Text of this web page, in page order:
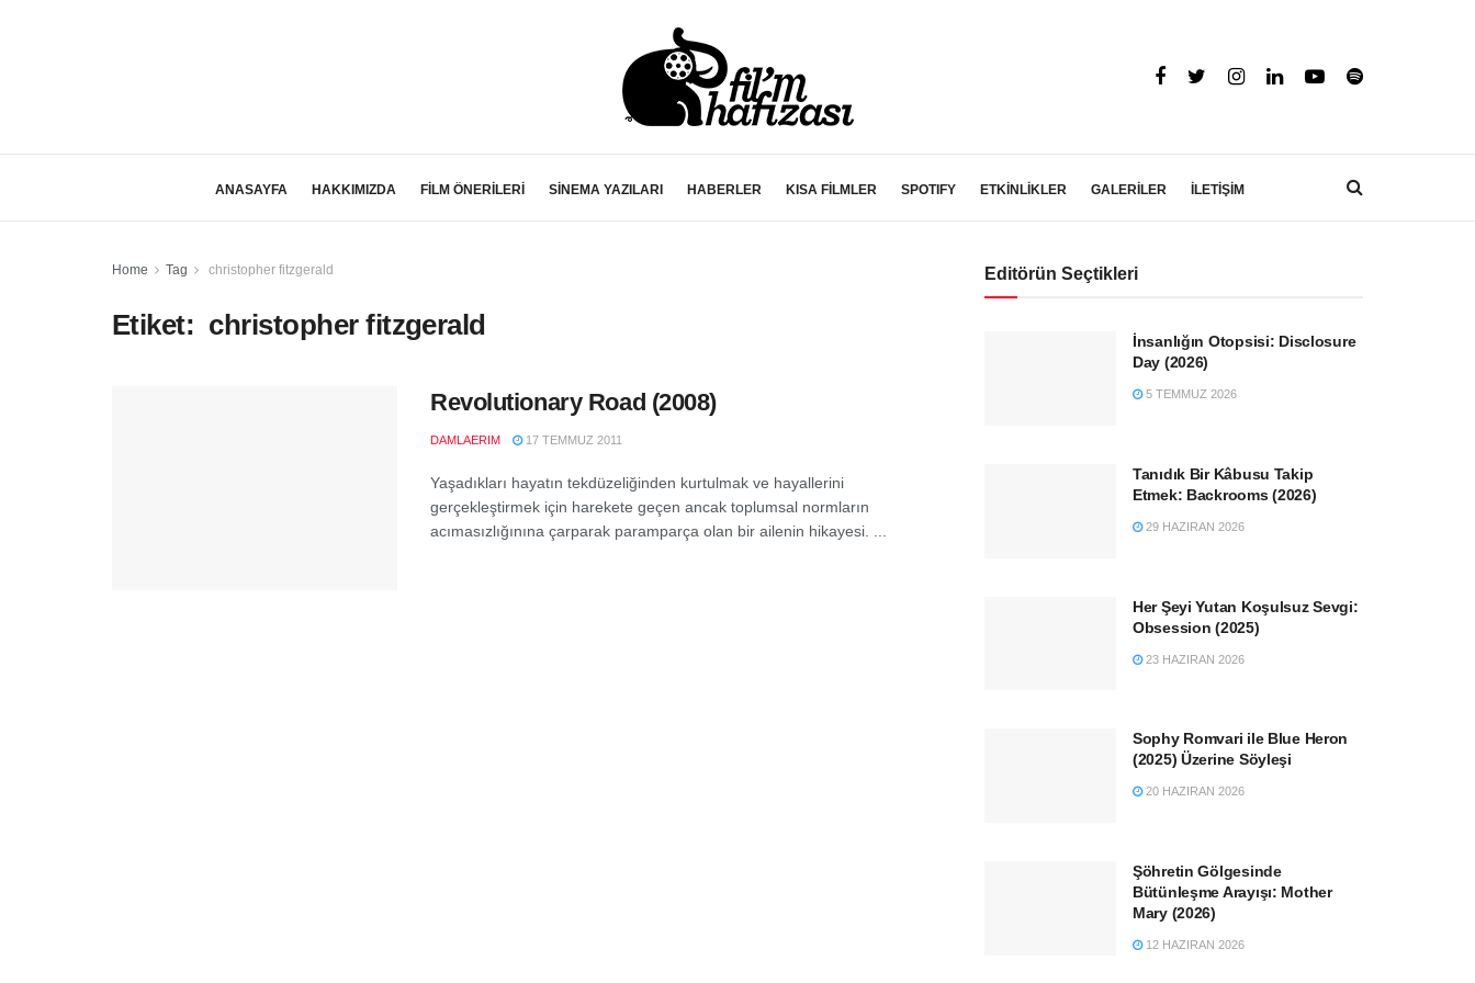
ANASAYFA HAKKIMIZDA FİLM ÖNERİLERİ SİNEMA YAZILARI HABERLER KISA FİLMLER SPOTIFY ETKİNLİKLER GALERİLER İLETİŞİM
Home Tag christopher fitzgerald
Etiket: christopher fitzgerald
Revolutionary Road (2008)
DAMLAERIM 17 TEMMUZ 2011
Yaşadıkları hayatın tekdüzeliğinden kurtulmak ve hayallerini
gerçekleştirmek için harekete geçen ancak toplumsal normların
acımasızlığınına çarparak paramparça olan bir ailenin hikayesi. ...
Editörün Seçtikleri
İnsanlığın Otopsisi: Disclosure
Day (2026)
5 TEMMUZ 2026
Tanıdık Bir Kâbusu Takip
Etmek: Backrooms (2026)
29 HAZIRAN 2026
Her Şeyi Yutan Koşulsuz Sevgi:
Obsession (2025)
23 HAZIRAN 2026
Sophy Romvari ile Blue Heron
(2025) Üzerine Söyleşi
20 HAZIRAN 2026
Şöhretin Gölgesinde
Bütünleşme Arayışı: Mother
Mary (2026)
12 HAZIRAN 2026